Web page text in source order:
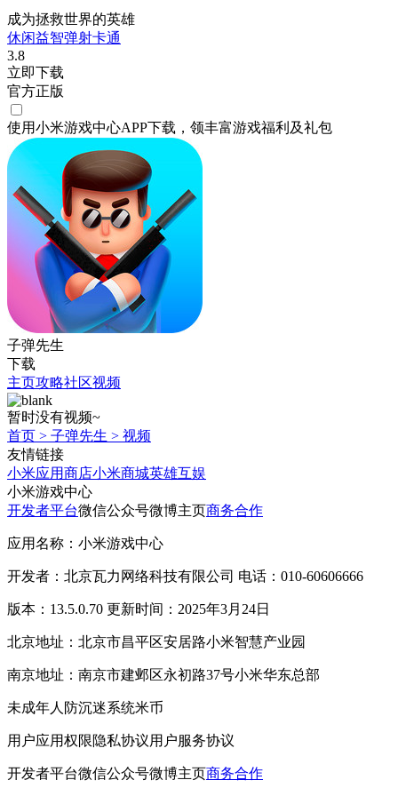
成为拯救世界的英雄
休闲益智弹射卡通
3.8
立即下载
官方正版
使用小米游戏中心APP下载 ，领丰富游戏福利 及礼包
子弹先生
下载
主页攻略社区视频
暂时没有视频~
首页 > 子弹先生 > 视频
友情链接
小米应用商店小米商城英雄互娱
小米游戏中心
开发者平台微信公众号微博主页商务合作
应用名称：小米游戏中心
开发者：北京瓦力网络科技有限公司 电话：010-60606666
版本：13.5.0.70 更新时间：2025年3月24日
北京地址：北京市昌平区安居路小米智慧产业园
南京地址：南京市建邺区永初路37号小米华东总部
未成年人防沉迷系统米币
用户应用权限隐私协议用户服务协议
开发者平台微信公众号微博主页商务合作